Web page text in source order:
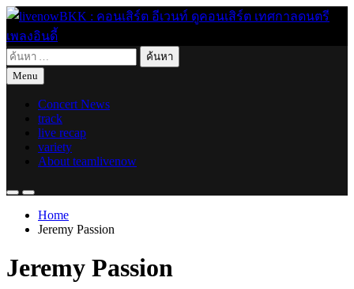
Skip
content
livenowBKK : คอนเสิร์ต อีเวนท์ ดูคอนเสิร์ต เทศกาลดนตรี เพลง
อินดี้
live for today
ค้นหา
สำหรับ:
Menu
Concert News
track
live recap
variety
About teamlivenow
Home
Jeremy Passion
Jeremy Passion